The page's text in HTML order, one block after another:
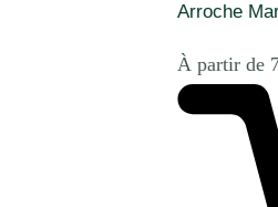
Arroche
À partir de